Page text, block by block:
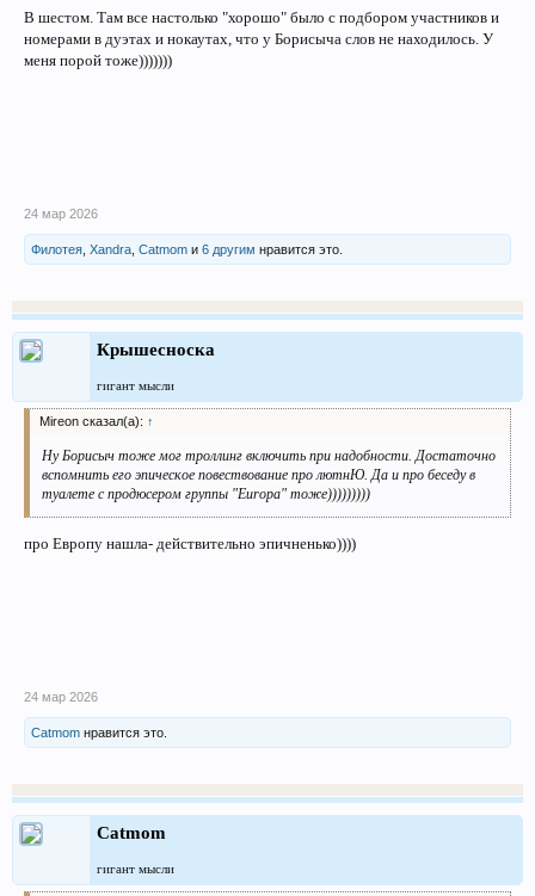
В шестом. Там все настолько "хорошо" было с подбором участников и
номерами в дуэтах и нокаутах, что у Борисыча слов не находилось. У
меня порой тоже)))))))
24 мар 2026
Филотея Xandra Catmom и 6 другим нравится это.
Крышесноска
гигант мысли
Mireon сказал(а): ↑
Ну Борисыч тоже мог троллинг включить при надобности. Достаточно
вспомнить его эпическое повествование про лютнЮ. Да и про беседу в
туалете с продюсером группы "Europa" тоже)))))))))
про Европу нашла- действительно эпичненько))))
24 мар 2026
Catmom нравится это.
Catmom
гигант мысли